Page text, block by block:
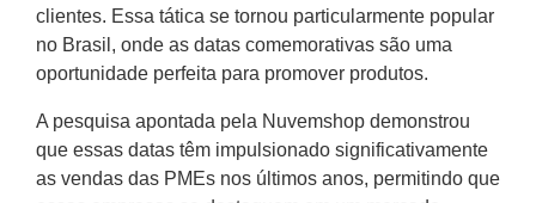
clientes. Essa tática se tornou particularmente popular
no Brasil, onde as datas comemorativas são uma
oportunidade perfeita para promover produtos.
A pesquisa apontada pela Nuvemshop demonstrou
que essas datas têm impulsionado significativamente
as vendas das PMEs nos últimos anos, permitindo que